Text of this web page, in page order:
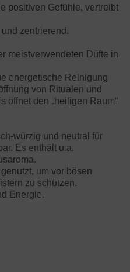
positiven Gefühle, vertreibt
zentrierend.
meistverwendeten Düfte in
energetische Reinigung
von Ritualen und
öffnet den „heiligen Raum“
würzig und neutral für
Es enthält u.a.
um vor bösen
zu schützen.
Energie.